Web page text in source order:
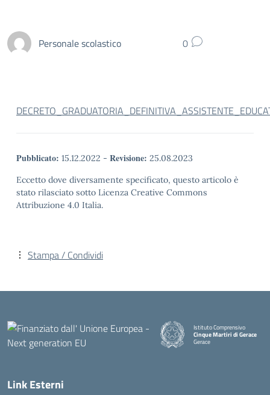
Personale scolastico 0
Pubblicato: 15.12.2022 - Revisione: 25.08.2023
Eccetto dove diversamente specificato, questo articolo è
stato rilasciato sotto Licenza Creative Commons
Attribuzione 4.0 Italia.
Stampa / Condividi
Istituto Comprensivo
Cinque Martiri di Gerace
Gerace
Link Esterni